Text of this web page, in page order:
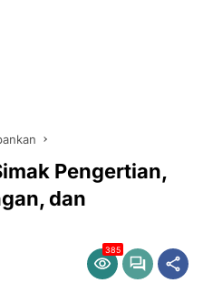
Pengertian,
dan
385